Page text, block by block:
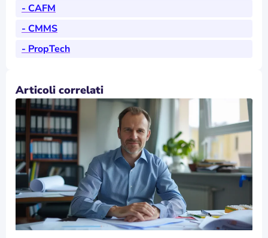
- Software BIM
- CAFM
- CMMS
Articoli correlati